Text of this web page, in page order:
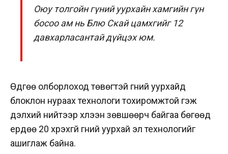
Оюу толгойн гүний уурхайн хамгийн гүн
босоо ам нь Блю Скай цамхгийг 12
давхарласантай дүйцэх юм.
Өдгөө олборлоход төвөгтэй гүний уурхайд
блоклон нураах технологи тохиромжтой гэж
дэлхий нийтээр хүлээн зөвшөөрч байгаа бөгөөд
ердөө 20 хүрэхгүй гүний уурхай эл технологийг
ашиглаж байна.